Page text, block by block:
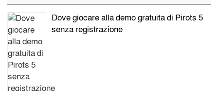
Dove giocare alla demo gratuita di Pirots 5
senza registrazione